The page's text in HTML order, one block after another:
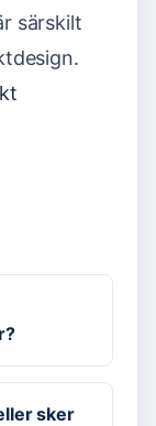
särskilt
sker